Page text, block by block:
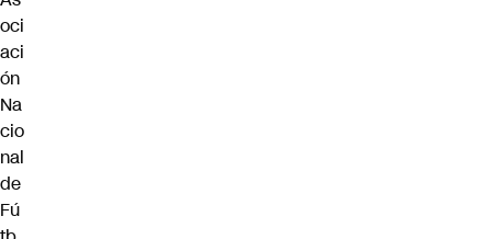
oci
aci
ón
Na
cio
nal
de
Fú